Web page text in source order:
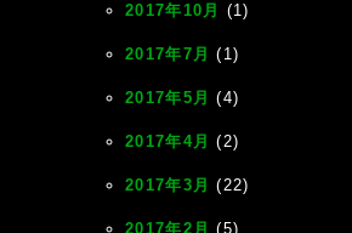
2017年10月 (1)
2017年7月 (1)
2017年5月 (4)
2017年4月 (2)
2017年3月 (22)
2017年2月 (5)